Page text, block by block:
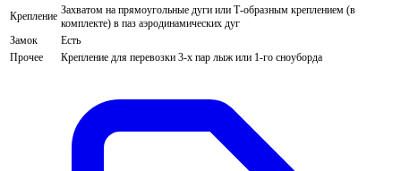
Крепление Захватом на прямоугольные дуги или Т-образным креплением (в
комплекте) в паз аэродинамических дуг
Замок
Есть
Прочее
Крепление для перевозки 3-х пар лыж или 1-го сноуборда